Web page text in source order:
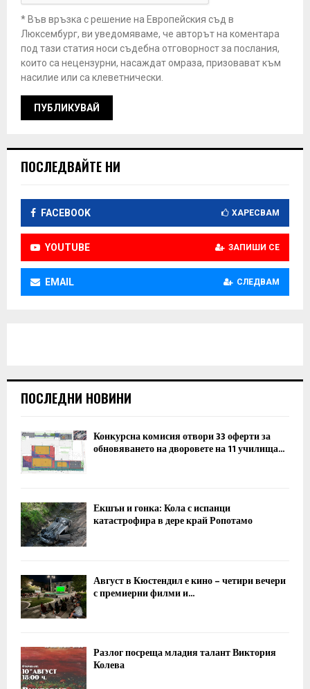
* Във връзка с решение на Европейския съд в
Люксембург, ви уведомяваме, че авторът на коментара
под тази статия носи съдебна отговорност за послания,
които са нецензурни, насаждат омраза, призовават към
насилие или са клеветнически.
ПОСЛЕДВАЙТЕ НИ
FACEBOOK ХАРЕСВАМ
YOUTUBE ЗАПИШИ СЕ
EMAIL СЛЕДВАМ
ПОСЛЕДНИ НОВИНИ
Конкурсна комисия отвори 33 оферти за
обновяването на дворовете на 11 училища...
Екшън и гонка: Кола с испанци
катастрофира в дере край Ропотамо
Август в Кюстендил е кино – четири вечери
с премиерни филми и...
Разлог посреща младия талант Виктория
Колева